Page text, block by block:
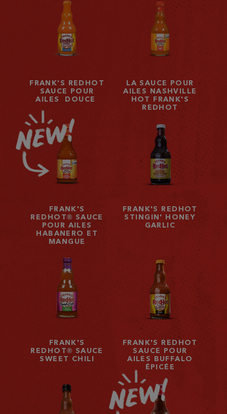
FRANK’S REDHOT
SAUCE POUR
AILES DOUCE
LA SAUCE POUR
AILES NASHVILLE
HOT FRANK'S
REDHOT
FRANK'S
REDHOT® SAUCE
POUR AILES
HABANERO ET
MANGUE
FRANK'S REDHOT
STINGIN' HONEY
GARLIC
FRANK'S
REDHOT® SAUCE
SWEET CHILI
FRANK'S REDHOT
SAUCE POUR
AILES BUFFALO
ÉPICÉE